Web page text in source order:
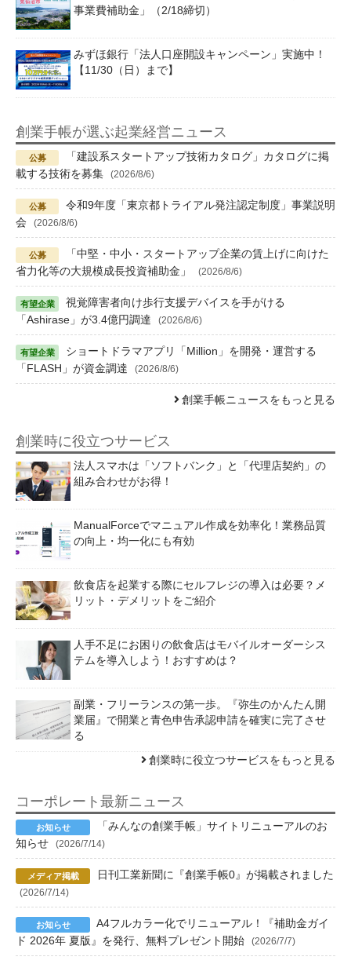
事業費補助金」（2/18締切）
みずほ銀行「法人口座開設キャンペーン」実施中！
【11/30（日）まで】
創業手帳が選ぶ起業経営ニュース
「建設系スタートアップ技術カタログ」カタログに掲
載する技術を募集
(2026/8/6)
令和9年度「東京都トライアル発注認定制度」事業説明
会
(2026/8/6)
「中堅・中小・スタートアップ企業の賃上げに向けた
省力化等の大規模成長投資補助金」
(2026/8/6)
視覚障害者向け歩行支援デバイスを手がける
「Ashirase」が3.4億円調達
(2026/8/6)
ショートドラマアプリ「Million」を開発・運営する
「FLASH」が資金調達
(2026/8/6)
創業手帳ニュースをもっと見る
創業時に役立つサービス
法人スマホは「ソフトバンク」と「代理店契約」の
組み合わせがお得！
ManualForceでマニュアル作成を効率化！業務品質
の向上・均一化にも有効
飲食店を起業する際にセルフレジの導入は必要？メ
リット・デメリットをご紹介
人手不足にお困りの飲食店はモバイルオーダーシス
テムを導入しよう！おすすめは？
副業・フリーランスの第一歩。『弥生のかんたん開
業届』で開業と青色申告承認申請を確実に完了させ
る
創業時に役立つサービスをもっと見る
コーポレート最新ニュース
「みんなの創業手帳」サイトリニューアルのお
知らせ
(2026/7/14)
日刊工業新聞に『創業手帳0』が掲載されました
(2026/7/14)
A4フルカラー化でリニューアル！『補助金ガイ
ド 2026年 夏版』を発行、無料プレゼント開始
(2026/7/7)